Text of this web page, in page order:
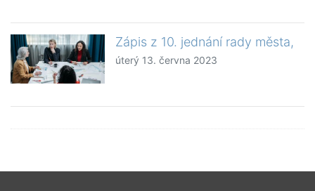
Zápis z 10. jednání rady města,
úterý 13. června 2023